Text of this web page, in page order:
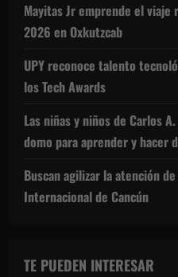
Mayitas Jr emprende el viaje
2026 en Oxkutzcab
UPY reconoce talento
los Tech Awards
Las niñas y niños de Carlos
domo para aprender y hacer
Buscan agilizar la atención
Internacional de Cancún
TE PUEDEN INTERESAR